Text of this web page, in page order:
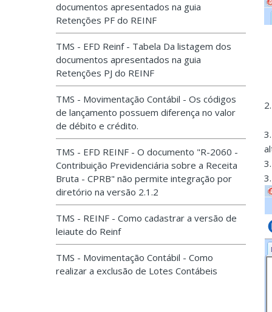
documentos apresentados na guia
Retenções PF do REINF
TMS - EFD Reinf - Tabela Da listagem dos
documentos apresentados na guia
Retenções PJ do REINF
TMS - Movimentação Contábil - Os códigos
de lançamento possuem diferença no valor
de débito e crédito.
TMS - EFD REINF - O documento "R-2060 -
Contribuição Previdenciária sobre a Receita
Bruta - CPRB" não permite integração por
diretório na versão 2.1.2
TMS - REINF - Como cadastrar a versão de
leiaute do Reinf
TMS - Movimentação Contábil - Como
realizar a exclusão de Lotes Contábeis